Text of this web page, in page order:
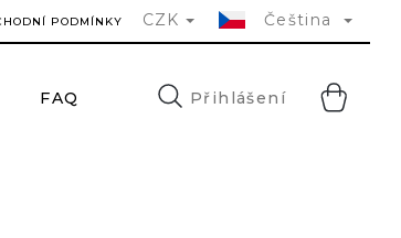
PODMÍNKY CZK Čeština
FAQ KONTAKTYPřihlášení